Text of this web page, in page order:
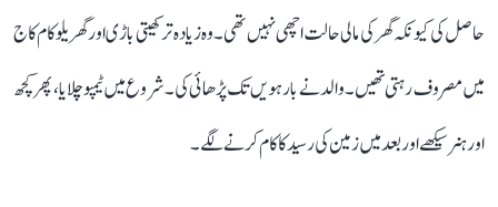
حاصل کی کیونکہ گھر کی مالی حالت اچھی نہیں تھی۔ وہ زیادہ تر کھیتی باڑی اور گھریلو کام کاج
میں مصروف رہتی تھیں۔ والد نے بارہویں تک پڑھائی کی۔ شروع میں ٹیمپو چلایا، پھر کچھ
اور ہنر سیکھے اور بعد میں زمین کی رسید کا کام کرنے لگے۔